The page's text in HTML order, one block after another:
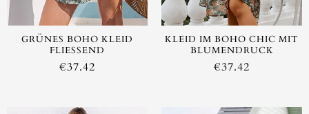
GRÜNES BOHO KLEID
FLIESSEND
€37.42
KLEID IM BOHO CHIC MIT
BLUMENDRUCK
€37.42